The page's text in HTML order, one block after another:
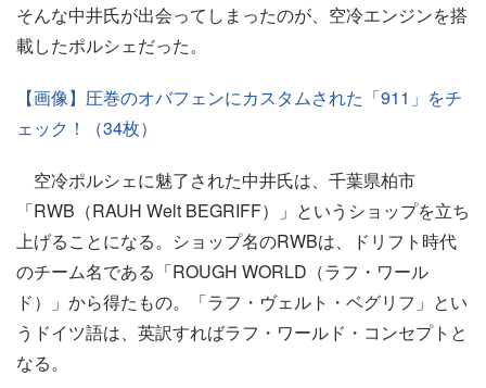
そんな中井氏が出会ってしまったのが、空冷エンジンを搭
載したポルシェだった。
【画像】圧巻のオバフェンにカスタムされた「911」をチ
ェック！（34枚）
空冷ポルシェに魅了された中井氏は、千葉県柏市
「RWB（RAUH Welt BEGRIFF）」というショップを立ち
上げることになる。ショップ名のRWBは、ドリフト時代
のチーム名である「ROUGH WORLD（ラフ・ワール
ド）」から得たもの。「ラフ・ヴェルト・ベグリフ」とい
うドイツ語は、英訳すればラフ・ワールド・コンセプトと
なる。